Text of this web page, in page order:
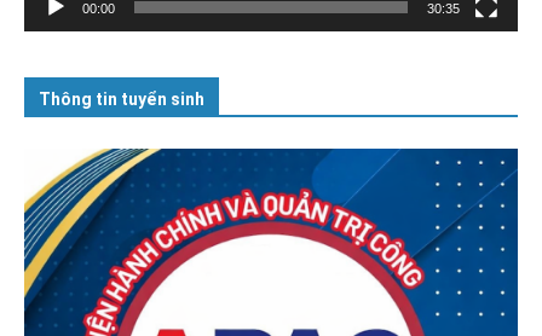
00:00 30:35
Thông tin tuyển sinh